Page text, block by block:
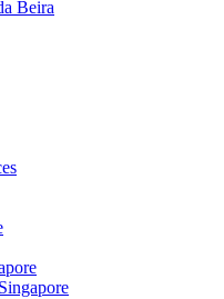
Beira